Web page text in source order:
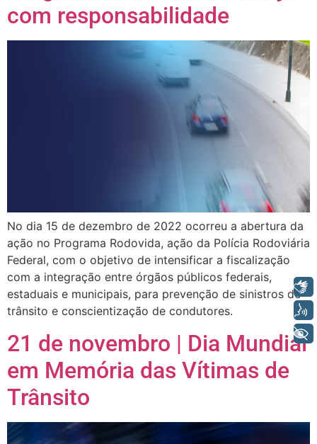
com responsabilidade
No dia 15 de dezembro de 2022 ocorreu a abertura da
ação no Programa Rodovida, ação da Polícia Rodoviária
Federal, com o objetivo de intensificar a fiscalização
com a integração entre órgãos públicos federais,
estaduais e municipais, para prevenção de sinistros de
trânsito e conscientização de condutores.
21 de novembro | Dia Mundial
em Memória das Vítimas de
Trânsito
Libras
+ Acessibilidade